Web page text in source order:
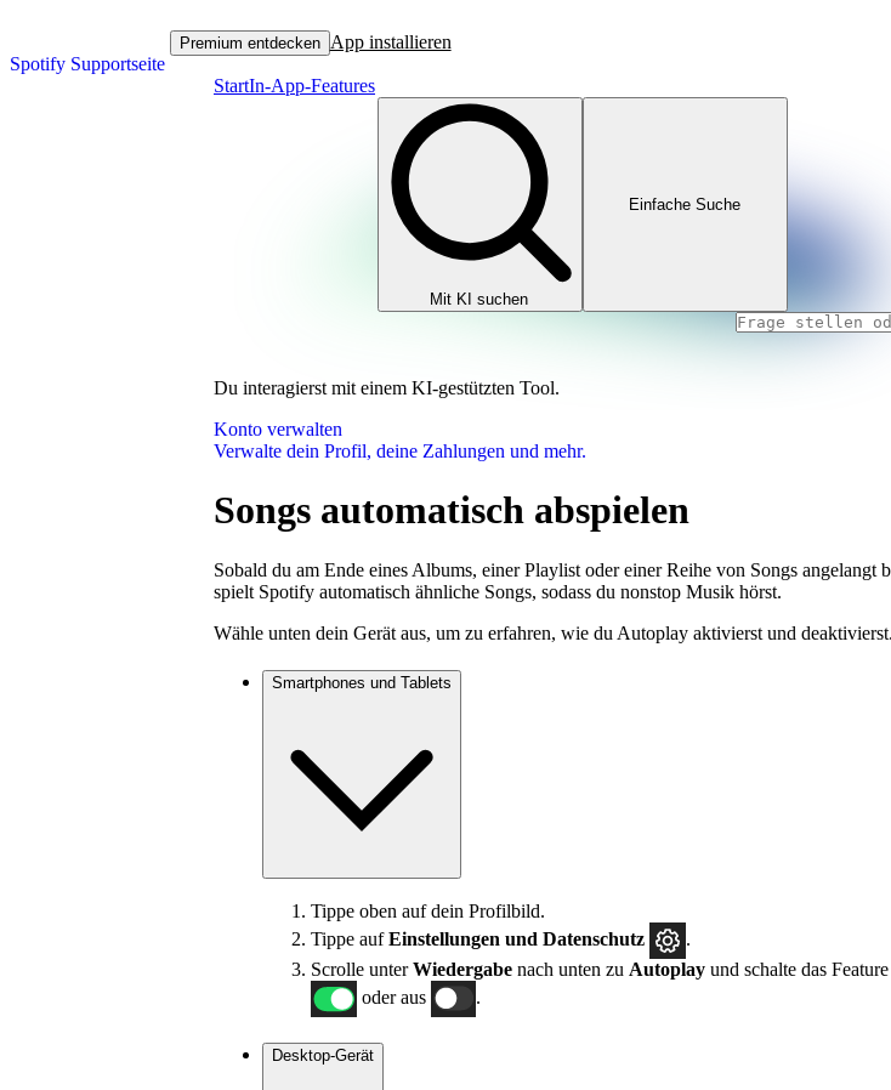
Spotify Supportseite
Premium entdecken App installieren
StartIn-App-Features
Mit KI suchen
Einfache Suche
Du interagierst mit einem KI-gestützten Tool.
Konto verwalten
Verwalte dein Profil, deine Zahlungen und mehr.
Songs automatisch abspielen
Sobald du am Ende eines Albums, einer Playlist oder einer Reihe von Songs angelangt
spielt Spotify automatisch ähnliche Songs, sodass du nonstop Musik hörst.
Wähle unten dein Gerät aus, um zu erfahren, wie du Autoplay aktivierst und deaktivierst.
Smartphones und Tablets
Tippe oben auf dein Profilbild.
Tippe aufEinstellungen und Datenschutz
.
Scrolle unterWiedergabe nach unten zu Autoplay und schalte das
oder aus
.
Desktop-Gerät